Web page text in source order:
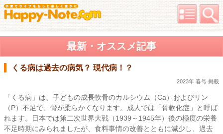
最新・オススメ記事
くる病は過去の病気？ 現代病！？
2023年 春号 掲載
「くる病」は、子どもの成長軟骨のカルシウム（Ca）およびリン
（P）不足で、骨が柔らかくなります。成人では「骨軟化症」と呼ば
れます。日本では第二次世界大戦（1939～1945年）後の極度の栄養
不足時期にみられましたが、食料事情の改善とともに減少し、過去